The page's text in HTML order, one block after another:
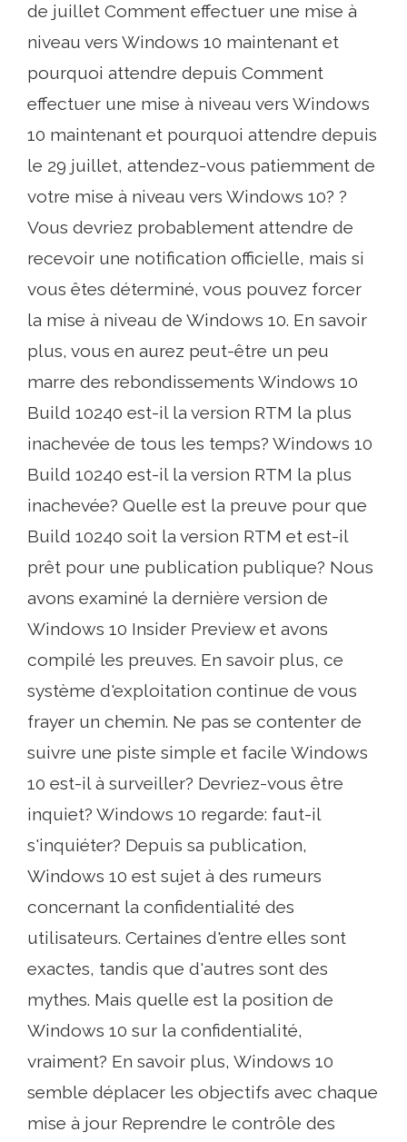
de juillet Comment effectuer une mise à
niveau vers Windows 10 maintenant et
pourquoi attendre depuis Comment
effectuer une mise à niveau vers Windows
10 maintenant et pourquoi attendre depuis
le 29 juillet, attendez-vous patiemment de
votre mise à niveau vers Windows 10? ?
Vous devriez probablement attendre de
recevoir une notification officielle, mais si
vous êtes déterminé, vous pouvez forcer
la mise à niveau de Windows 10. En savoir
plus, vous en aurez peut-être un peu
marre des rebondissements Windows 10
Build 10240 est-il la version RTM la plus
inachevée de tous les temps? Windows 10
Build 10240 est-il la version RTM la plus
inachevée? Quelle est la preuve pour que
Build 10240 soit la version RTM et est-il
prêt pour une publication publique? Nous
avons examiné la dernière version de
Windows 10 Insider Preview et avons
compilé les preuves. En savoir plus, ce
système d'exploitation continue de vous
frayer un chemin. Ne pas se contenter de
suivre une piste simple et facile Windows
10 est-il à surveiller? Devriez-vous être
inquiet? Windows 10 regarde: faut-il
s'inquiéter? Depuis sa publication,
Windows 10 est sujet à des rumeurs
concernant la confidentialité des
utilisateurs. Certaines d'entre elles sont
exactes, tandis que d'autres sont des
mythes. Mais quelle est la position de
Windows 10 sur la confidentialité,
vraiment? En savoir plus, Windows 10
semble déplacer les objectifs avec chaque
mise à jour Reprendre le contrôle des